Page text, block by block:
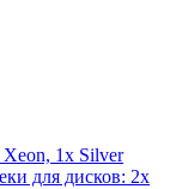
1x Silver
для дисков: 2x